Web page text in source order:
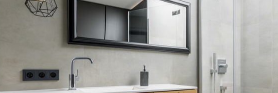
direttamente sul lavabo stesso, i miscelatori da